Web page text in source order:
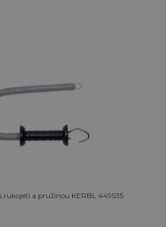
rukojetí a pružinou KERBL 449535